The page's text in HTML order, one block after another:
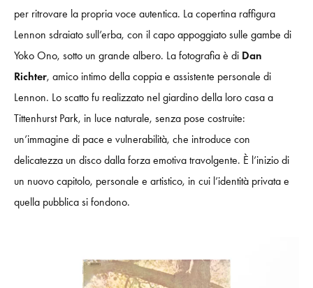
per ritrovare la propria voce autentica. La copertina raffigura
Lennon sdraiato sull’erba, con il capo appoggiato sulle gambe di
Yoko Ono, sotto un grande albero. La fotografia è di Dan
Richter, amico intimo della coppia e assistente personale di
Lennon. Lo scatto fu realizzato nel giardino della loro casa a
Tittenhurst Park, in luce naturale, senza pose costruite:
un’immagine di pace e vulnerabilità, che introduce con
delicatezza un disco dalla forza emotiva travolgente. È l’inizio di
un nuovo capitolo, personale e artistico, in cui l’identità privata e
quella pubblica si fondono.